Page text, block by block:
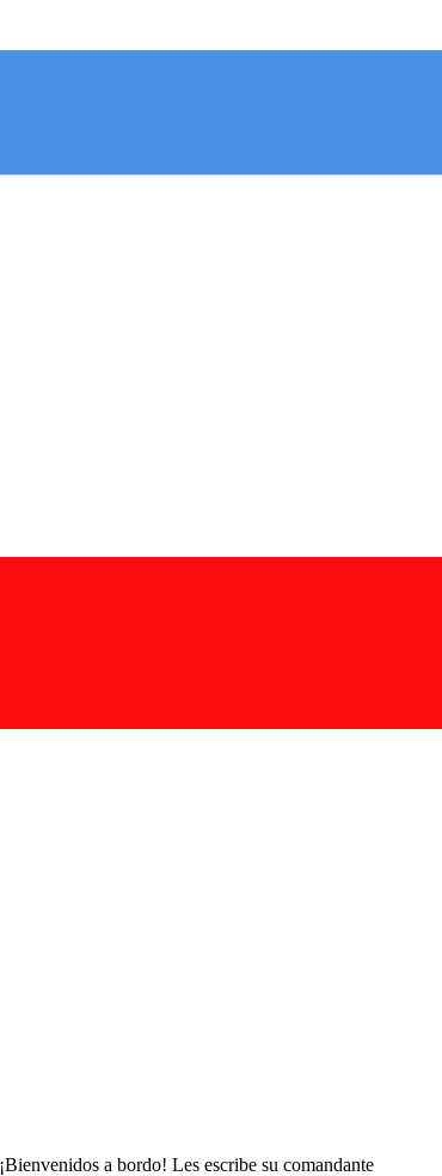
¡Bienvenidos a bordo! Les escribe su comandante